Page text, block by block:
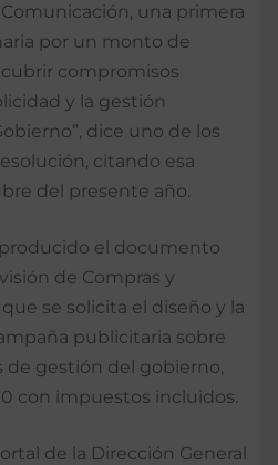
una primera
por un monto de
compromisos
y la gestión
dice uno de los
citando esa
del presente año.
el documento
de Compras y
se solicita el diseño y la
publicitaria sobre
de gestión del gobierno,
con impuestos incluidos.
de la Dirección General